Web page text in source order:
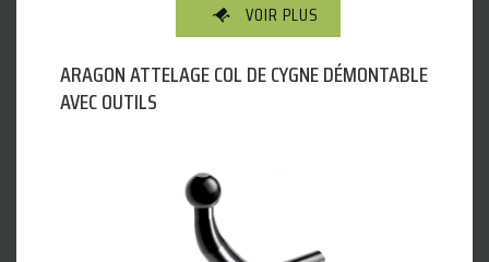
VOIR PLUS
ARAGON ATTELAGE COL DE CYGNE DÉMONTABLE
AVEC OUTILS